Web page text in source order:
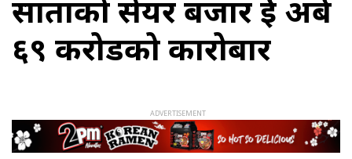
साताको सेयर बजार दुर्ई अर्ब
६९ करोडको कारोबार